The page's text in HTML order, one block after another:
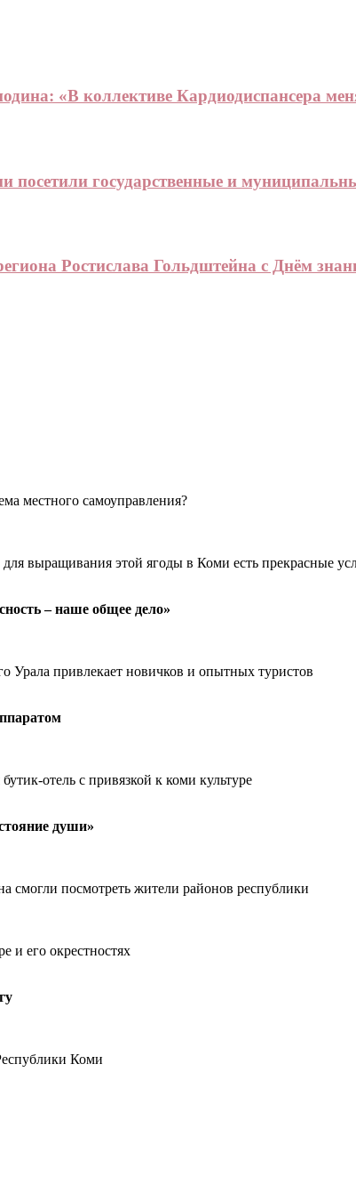
«В коллективе Кардиодиспансера
посетили государственные и
Ростислава Гольдштейна с Днём
местного самоуправления?
выращивания этой ягоды в Коми есть прекрасные
– наше общее дело»
Урала привлекает новичков и опытных туристов
отель с привязкой к коми культуре
души»
смогли посмотреть жители районов республики
и его окрестностях
Коми